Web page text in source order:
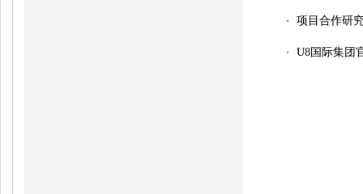
・ 项目合作研
・ U8国际集团